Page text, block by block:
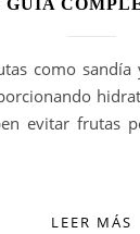
evitar frutas
LEER MÁS